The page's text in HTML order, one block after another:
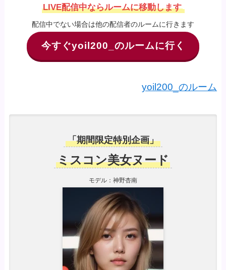
LIVE配信中ならルームに移動します
配信中でない場合は他の配信者のルームに行きます
今すぐyoil200_のルームに行く
yoil200_のルーム
「期間限定特別企画」
ミスコン美女ヌード
モデル：神野杏南